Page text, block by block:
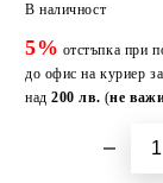
В наличност
5% отстъпка при
до офис на куриер
над 200 лв. (не